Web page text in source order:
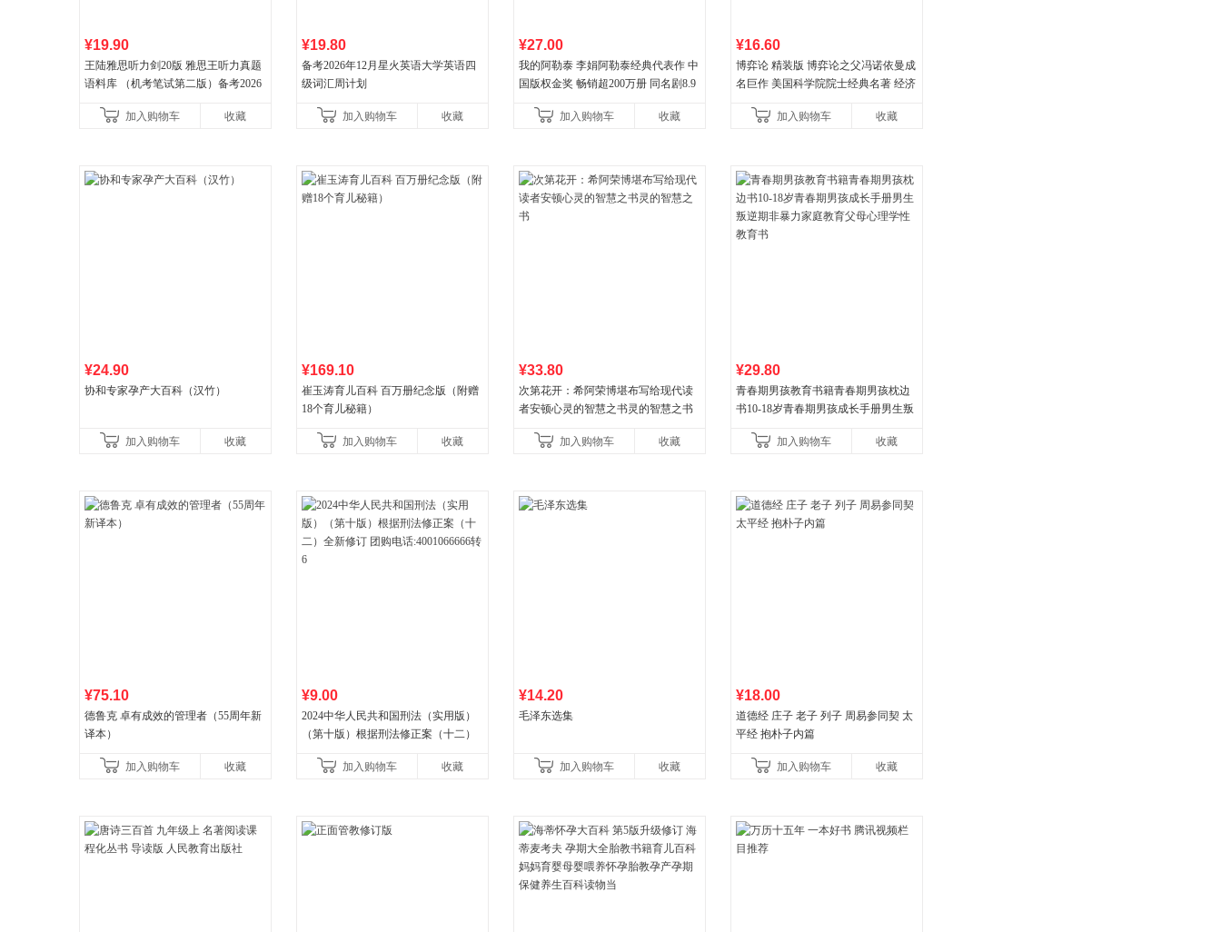
¥19.90
王陆雅思听力剑20版 雅思王听力真题
语料库 （机考笔试第二版）备考2026
新增在
加入购物车 收藏
¥19.80
备考2026年12月星火英语大学英语四
级词汇周计划
加入购物车 收藏
¥27.00
我的阿勒泰 李娟阿勒泰经典代表作 中
国版权金奖 畅销超200万册 同名剧8.9
加入购物车
收藏
¥16.60
博弈论 精装版 博弈论之父冯诺依曼成
名巨作 美国科学院院士经典名著 经济
加入购物车
收藏
¥24.90
协和专家孕产大百科（汉竹）
加入购物车 收藏
¥169.10
崔玉涛育儿百科 百万册纪念版（附赠
18个育儿秘籍）
加入购物车 收藏
¥33.80
次第花开：希阿荣博堪布写给现代读
者安顿心灵的智慧之书灵的智慧之书
加入购物车 收藏
¥29.80
青春期男孩教育书籍青春期男孩枕边
书10-18岁青春期男孩成长手册男生叛
育书
加入购物车 收藏
¥75.10
德鲁克 卓有成效的管理者（55周年新
译本）
加入购物车 收藏
¥9.00
2024中华人民共和国刑法（实用版）
（第十版）根据刑法修正案（十二）
加入购物车
收藏
¥14.20
毛泽东选集
加入购物车 收藏
¥18.00
道德经 庄子 老子 列子 周易参同契 太
平经 抱朴子内篇
加入购物车 收藏